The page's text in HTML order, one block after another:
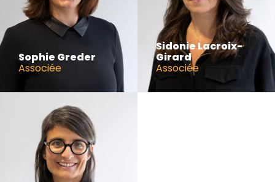
Sophie Greder
Associée
Sidonie Lacroix-
Girard
Associée